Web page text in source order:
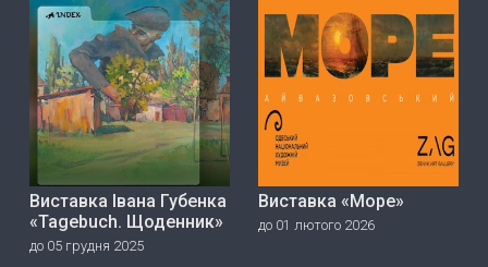
Виставка Івана Губенка
«Tagebuch. Щоденник»
до 05 грудня 2025
Виставка «Море»
до 01 лютого 2026